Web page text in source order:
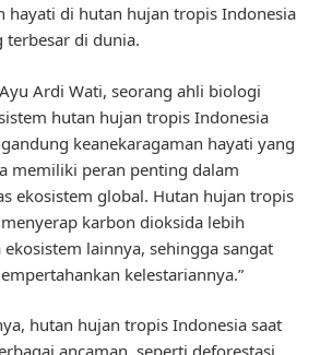
hayati di hutan hujan tropis Indonesia
terbesar di dunia.
Ardi Wati, seorang ahli biologi
hutan hujan tropis Indonesia
keanekaragaman hayati yang
memiliki peran penting dalam
ekosistem global. Hutan hujan tropis
karbon dioksida lebih
lainnya, sehingga sangat
kelestariannya.”
hutan hujan tropis Indonesia saat